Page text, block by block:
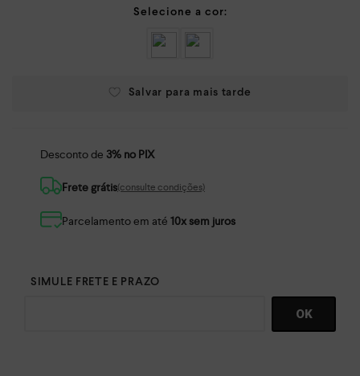
Desconto de 3% no PIX
Frete grátis(consulte condições)
Parcelamento em até 10x sem juros